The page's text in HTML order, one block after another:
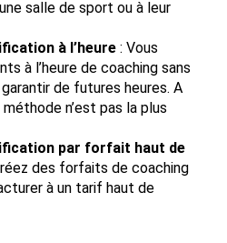
salle de sport ou à leur
à l’heure : Vous
à l’heure de coaching sans
de futures heures. A
n’est pas la plus
par forfait haut de
des forfaits de coaching
à un tarif haut de